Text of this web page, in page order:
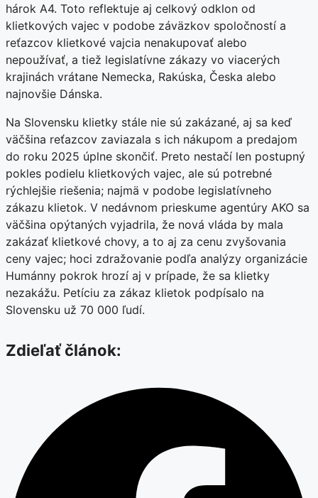
hárok A4. Toto reflektuje aj celkový odklon od
klietkových vajec v podobe záväzkov spoločností a
reťazcov klietkové vajcia nenakupovať alebo
nepoužívať, a tiež legislatívne zákazy vo viacerých
krajinách vrátane Nemecka, Rakúska, Česka alebo
najnovšie Dánska.
Na Slovensku klietky stále nie sú zakázané, aj sa keď
väčšina reťazcov zaviazala s ich nákupom a predajom
do roku 2025 úplne skončiť. Preto nestačí len postupný
pokles podielu klietkových vajec, ale sú potrebné
rýchlejšie riešenia; najmä v podobe legislatívneho
zákazu klietok. V nedávnom prieskume agentúry AKO sa
väčšina opýtaných vyjadrila, že nová vláda by mala
zakázať klietkové chovy, a to aj za cenu zvyšovania
ceny vajec; hoci zdražovanie podľa analýzy organizácie
Humánny pokrok hrozí aj v prípade, že sa klietky
nezakážu. Petíciu za zákaz klietok podpísalo na
Slovensku už 70 000 ľudí.
Zdieľať článok: